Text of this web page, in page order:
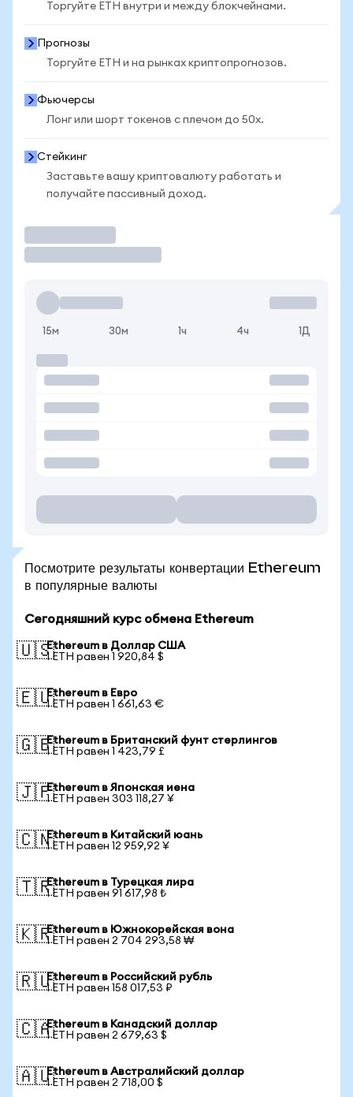
Торгуйте ETH внутри и между блокчейнами.
Прогнозы
Торгуйте ETH и на рынках криптопрогнозов.
Фьючерсы
Лонг или шорт токенов с плечом до 50x.
Стейкинг
Заставьте вашу криптовалюту работать и
получайте пассивный доход.
15м 30м 1ч 4ч 1Д
Посмотрите результаты конвертации Ethereum
в популярные валюты
Сегодняшний курс обмена Ethereum
🇺🇸Ethereum в Доллар США
1 ETH равен 1 920,84 $
🇪🇺Ethereum в Евро
1 ETH равен 1 661,63 €
🇬🇧Ethereum в Британский фунт стерлингов
1 ETH равен 1 423,79 £
🇯🇵Ethereum в Японская иена
1 ETH равен 303 118,27 ¥
🇨🇳Ethereum в Китайский юань
1 ETH равен 12 959,92 ¥
🇹🇷Ethereum в Турецкая лира
1 ETH равен 91 617,98 ₺
🇰🇷Ethereum в Южнокорейская вона
1 ETH равен 2 704 293,58 ₩
🇷🇺Ethereum в Российский рубль
1 ETH равен 158 017,53 ₽
🇨🇦Ethereum в Канадский доллар
1 ETH равен 2 679,63 $
🇦🇺Ethereum в Австралийский доллар
1 ETH равен 2 718,00 $